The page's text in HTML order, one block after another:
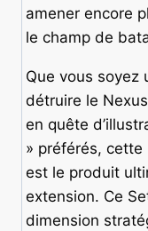
amener encore
le champ de
Que vous soyez
détruire le
en quête
» préférés,
est le produit
extension. Ce
dimension